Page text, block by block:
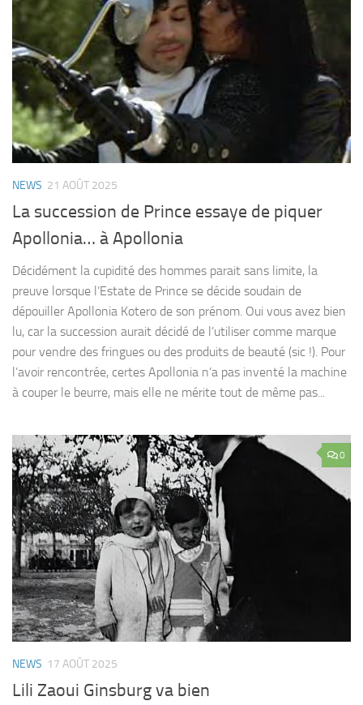
NEWS 21 AOÛT 2025
La succession de Prince essaye de piquer
Apollonia… à Apollonia
Décidément la cupidité des hommes parait sans limite, la
preuve lorsque l’Estate de Prince se décide soudain de
dépouiller Apollonia Kotero de son prénom. Oui vous avez bien
lu, car la succession aurait décidé de l’utiliser comme marque
pour vendre des fringues ou des produits de beauté (sic !). Pour
l’avoir rencontrée, certes Apollonia n’a pas inventé la machine
à couper le beurre, mais elle ne mérite tout de même pas...
0
NEWS 17 AOÛT 2025
Lili Zaoui Ginsburg va bien